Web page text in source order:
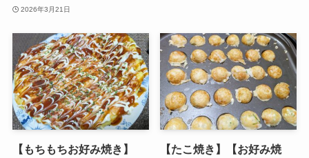
2026年3月21日
【もちもちお好み焼き】
【たこ焼き】【お好み焼